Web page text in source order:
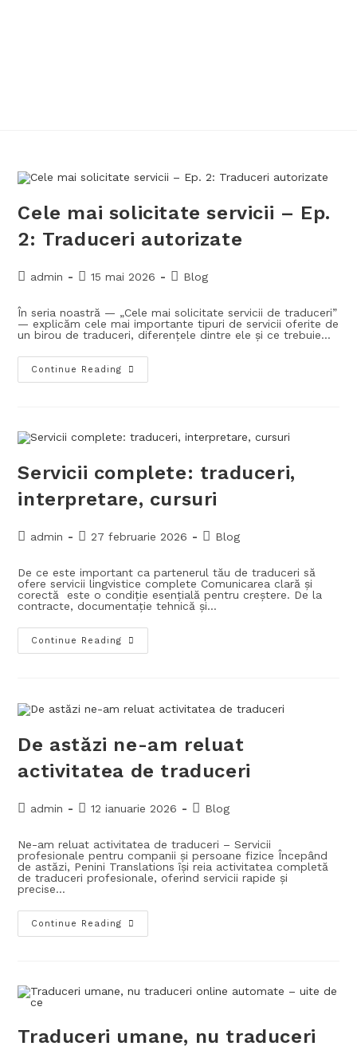
Cele mai solicitate servicii – Ep.
2: Traduceri autorizate
admin 15 mai 2026 Blog
În seria noastră — „Cele mai solicitate servicii de traduceri”
— explicăm cele mai importante tipuri de servicii oferite de
un birou de traduceri, diferențele dintre ele și ce trebuie…
Continue Reading
Servicii complete: traduceri,
interpretare, cursuri
admin 27 februarie 2026 Blog
De ce este important ca partenerul tău de traduceri să
ofere servicii lingvistice complete Comunicarea clară și
corectă este o condiție esențială pentru creștere. De la
contracte, documentație tehnică și…
Continue Reading
De astăzi ne-am reluat
activitatea de traduceri
admin 12 ianuarie 2026 Blog
Ne-am reluat activitatea de traduceri – Servicii
profesionale pentru companii și persoane fizice Începând
de astăzi, Penini Translations își reia activitatea completă
de traduceri profesionale, oferind servicii rapide și
precise…
Continue Reading
Traduceri umane, nu traduceri